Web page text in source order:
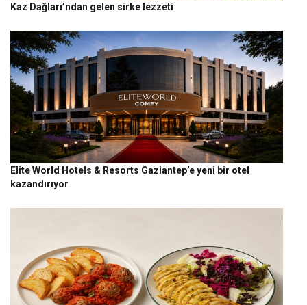
Kaz Dağları’ndan gelen sirke lezzeti
Elite World Hotels & Resorts Gaziantep’e yeni bir otel
kazandırıyor